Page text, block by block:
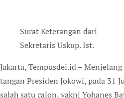
Surat Keterangan dari
Sekretaris Uskup. Ist.
Jakarta, Tempusdei.id – Menjelang penetapan satu nama dari tiga nama calon Dirjen Bimas Katolik yang sampai ke
tangan Presiden Jokowi, pada 31
salah satu calon, yakni Yohanes